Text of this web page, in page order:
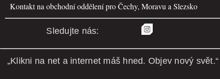
Kontakt na obchodní oddělení pro Čechy, Moravu a Slezsko
Sledujte nás:
„Klikni na net a internet máš hned. Objev nový svět.“